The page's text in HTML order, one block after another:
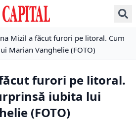
Mizil a făcut furori pe litoral. Cum
Marian Vanghelie (FOTO)
furori pe litoral.
iubita lui
(FOTO)